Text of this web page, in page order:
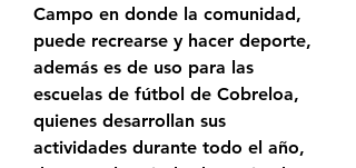
Campo en donde la comunidad,
puede recrearse y hacer deporte,
además es de uso para las
escuelas de fútbol de Cobreloa,
quienes desarrollan sus
actividades durante todo el año,